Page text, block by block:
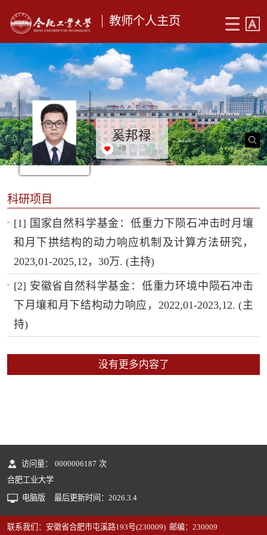
教师个人主页
奚邦禄
+8
科研项目
[1] 国家自然科学基金：低重力下陨石冲击时月壤
和月下拱结构的动力响应机制及计算方法研究，
2023,01-2025,12，30万. (主持)
[2] 安徽省自然科学基金：低重力环境中陨石冲击
下月壤和月下结构动力响应，2022,01-2023,12. (主
持)
没有更多内容了
访问量： 0000006187 次
合肥工业大学
电脑版
最后更新时间： 2026 3 4
联系我们：安徽省合肥市屯溪路193号(230009) 邮编：230009